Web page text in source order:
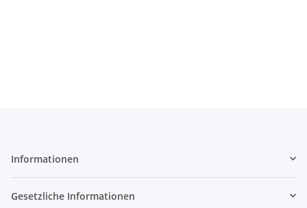
Informationen
Gesetzliche Informationen